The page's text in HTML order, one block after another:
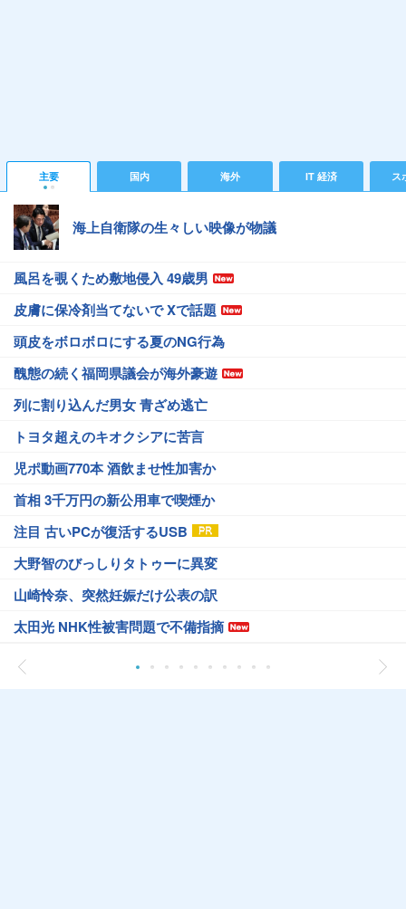
主要 国内 海外 IT 経済 ス
海上自衛隊の生々しい映像が物議
風呂を覗くため敷地侵入 49歳男
皮膚に保冷剤当てないで Xで話題
頭皮をボロボロにする夏のNG行為
醜態の続く福岡県議会が海外豪遊
列に割り込んだ男女 青ざめ逃亡
トヨタ超えのキオクシアに苦言
児ポ動画770本 酒飲ませ性加害か
首相 3千万円の新公用車で喫煙か
注目 古いPCが復活するUSB
大野智のびっしりタトゥーに異変
山崎怜奈、突然妊娠だけ公表の訳
太田光 NHK性被害問題で不備指摘